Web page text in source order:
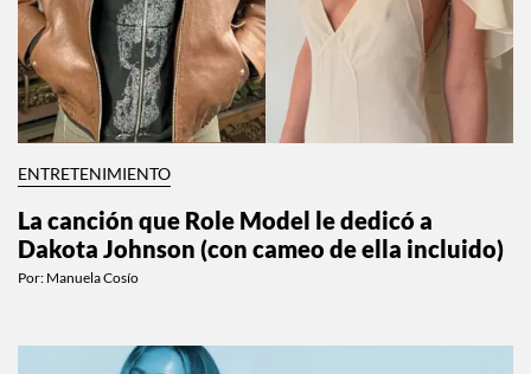
La canción que Role Model le dedicó a
Dakota Johnson (con cameo de ella incluido)